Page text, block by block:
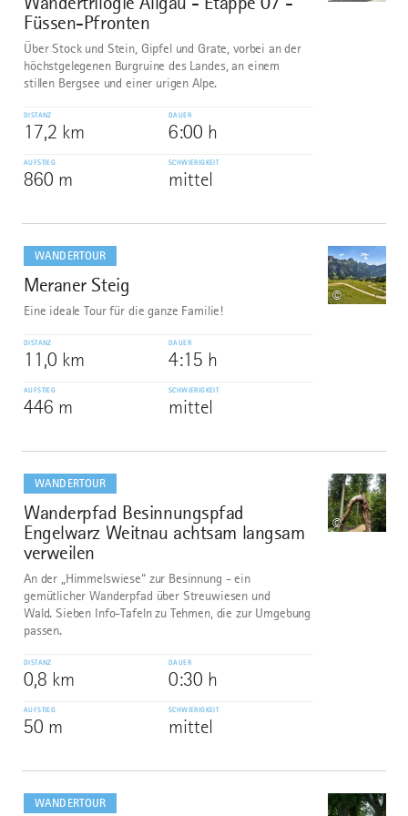
Füssen-Pfronten
Über Stock und Stein, Gipfel und Grate, vorbei an der
höchstgelegenen Burgruine des Landes, an einem
stillen Bergsee und einer urigen Alpe.
DISTANZ
17,2 km
DAUER
6:00 h
AUFSTIEG
860 m
SCHWIERIGKEIT
mittel
WANDERTOUR
8
Meraner Steig
©
Eine ideale Tour für die ganze Familie!
DISTANZ
11,0 km
DAUER
4:15 h
AUFSTIEG
446 m
SCHWIERIGKEIT
mittel
dazu
WANDERTOUR
9
Wanderpfad Besinnungspfad
Engelwarz Weitnau achtsam langsam
verweilen
©
An der „Himmelswiese“ zur Besinnung - ein
gemütlicher Wanderpfad über Streuwiesen und
Wald. Sieben Info-Tafeln zu Tehmen, die zur Umgebung
passen.
DISTANZ
0,8 km
DAUER
0:30 h
AUFSTIEG
50 m
SCHWIERIGKEIT
mittel
dazu
WANDERTOUR
dazu